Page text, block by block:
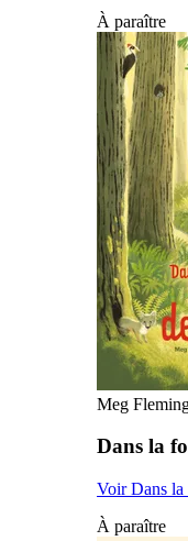
À paraître
Meg
Dans la
Voir Dans la
À paraître